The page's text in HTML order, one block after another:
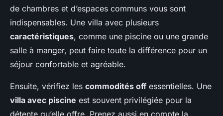
de chambres et d’espaces communs vous sont
indispensables. Une villa avec plusieurs
caractéristiques, comme une piscine ou une grande
salle à manger, peut faire toute la différence pour un
séjour confortable et agréable.
Ensuite, vérifiez les commodités off essentielles. Une
villa avec piscine est souvent privilégiée pour la
détente qu’elle offre. Prenez aussi en compte la